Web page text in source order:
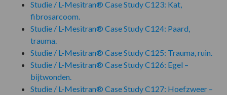
Studie / L-Mesitran® Case Study C123: Kat,
fibrosarcoom.
Studie / L-Mesitran® Case Study C124: Paard,
trauma.
Studie / L-Mesitran® Case Study C125: Trauma, ruin.
Studie / L-Mesitran® Case Study C126: Egel –
bijtwonden.
Studie / L-Mesitran® Case Study C127: Hoefzweer –